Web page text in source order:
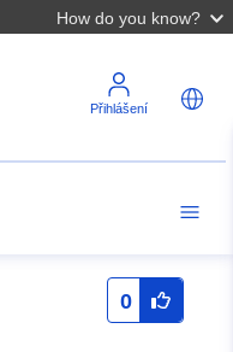
How do you know?
Přihlášení
0